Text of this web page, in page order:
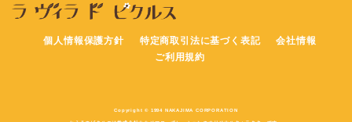
個人情報保護方針 特定商取引法に基づく表記
会社情報
ご利用規約
Copyright © 1994 NAKAJIMA CORPORATION